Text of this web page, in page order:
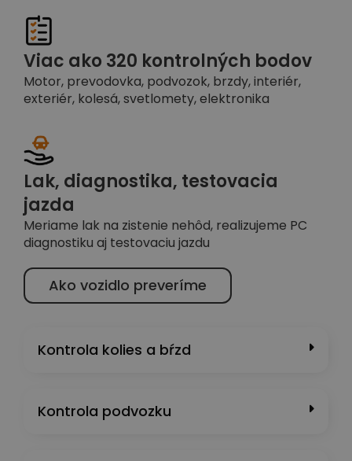
Viac ako 320 kontrolných bodov
Motor, prevodovka, podvozok, brzdy, interiér,
exteriér, kolesá, svetlomety, elektronika
Lak, diagnostika, testovacia
jazda
Meriame lak na zistenie nehôd, realizujeme PC
diagnostiku aj testovaciu jazdu
Ako vozidlo preveríme
Kontrola kolies a bŕzd
Kontrola podvozku